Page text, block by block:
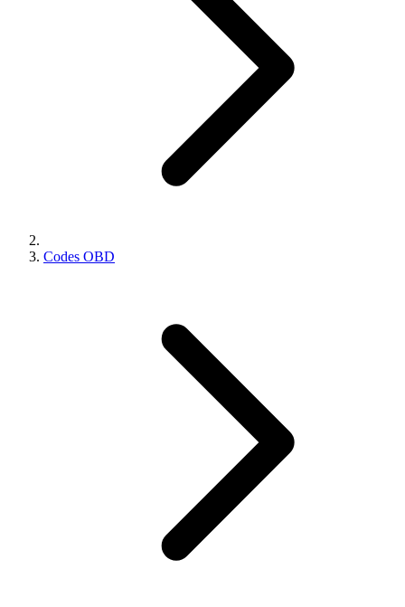
Codes OBD